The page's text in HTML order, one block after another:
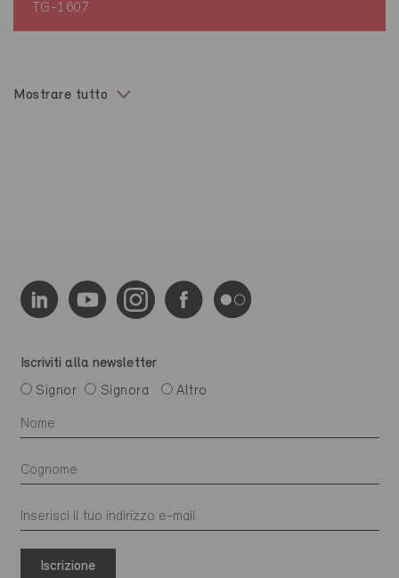
TG-1607
Mostrare tutto
Iscriviti alla newsletter
Signor
Signora Altro
Iscrizione